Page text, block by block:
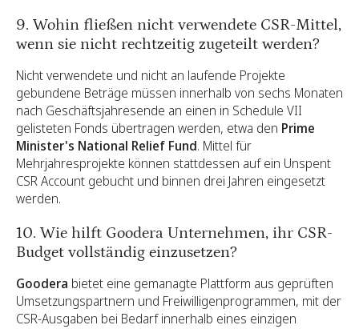
9. Wohin fließen nicht verwendete CSR-Mittel,
wenn sie nicht rechtzeitig zugeteilt werden?
Nicht verwendete und nicht an laufende Projekte
gebundene Beträge müssen innerhalb von sechs Monaten
nach Geschäftsjahresende an einen in Schedule VII
gelisteten Fonds übertragen werden, etwa den Prime
Minister's National Relief Fund. Mittel für
Mehrjahresprojekte können stattdessen auf ein Unspent
CSR Account gebucht und binnen drei Jahren eingesetzt
werden.
10. Wie hilft Goodera Unternehmen, ihr CSR-
Budget vollständig einzusetzen?
Goodera bietet eine gemanagte Plattform aus geprüften
Umsetzungspartnern und Freiwilligenprogrammen, mit der
CSR-Ausgaben bei Bedarf innerhalb eines einzigen